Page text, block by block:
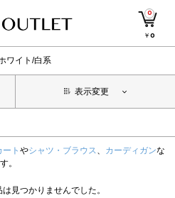
0
￥0
ワイト/白系
表示変更
ート やシャツ・ブラウス、 カーディガンな
。
見つかりませんでした。